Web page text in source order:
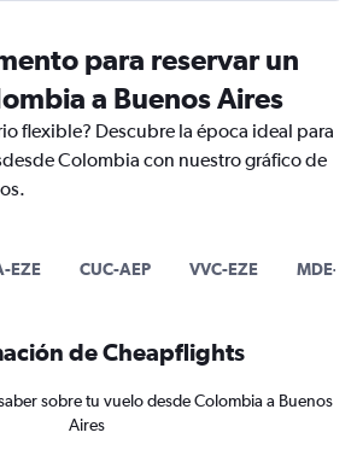
para reservar un
a Buenos Aires
flexible? Descubre la época ideal para
Colombia con nuestro gráfico de
EZE CUC-AEP VVC-EZE MDE-
de Cheapflights
sobre tu vuelo desde Colombia a Buenos
Aires